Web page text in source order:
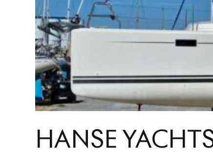
HANSE